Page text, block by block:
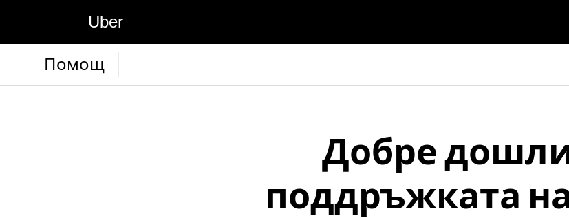
Uber
Помощ
Добре
поддръжката